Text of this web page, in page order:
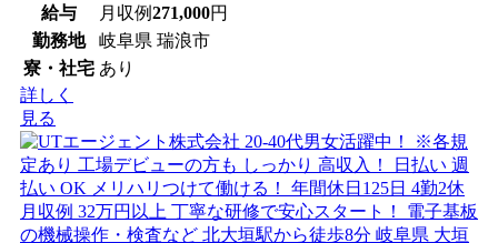
給与
月収例271,000円
勤務地
岐阜県 瑞浪市
寮・社宅 あり
詳しく
見る